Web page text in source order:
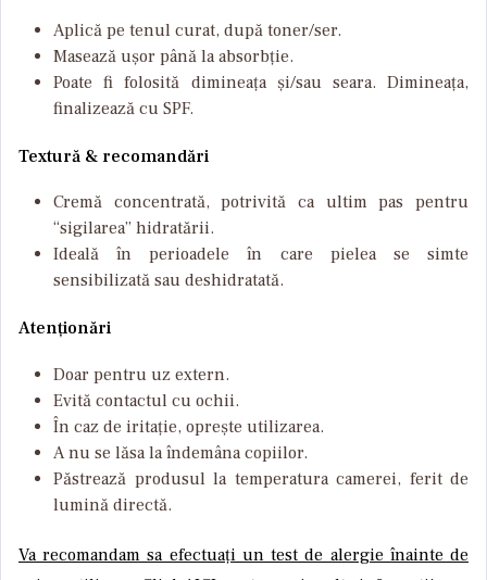
Aplică pe tenul curat, după toner/ser.
Masează ușor până la absorbție.
Poate fi folosită dimineața și/sau seara. Dimineața,
finalizează cu SPF.
Textură & recomandări
Cremă concentrată, potrivită ca ultim pas pentru
“sigilarea” hidratării.
Ideală în perioadele în care pielea se simte
sensibilizată sau deshidratată.
Atenționări
Doar pentru uz extern.
Evită contactul cu ochii.
În caz de iritație, oprește utilizarea.
A nu se lăsa la îndemâna copiilor.
Păstrează produsul la temperatura camerei, ferit de
lumină directă.
Va recomandam sa efectuați un test de alergie înainte de